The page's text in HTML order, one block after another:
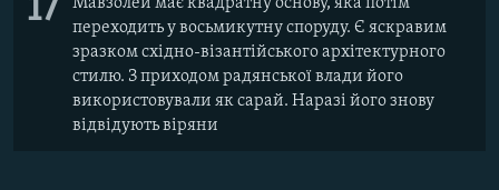
17
переходить у восьмикутну споруду. Є яскравим
зразком східно-візантійського архітектурного
стилю. З приходом радянської влади його
використовували як сарай. Наразі його знову
відвідують віряни